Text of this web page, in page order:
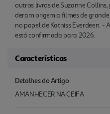
outros livros de Suzanne
deram origem a filmes de
no papel de Katniss Everdeen. -
está confirmada para 2026.
Características
Detalhes do Artigo
AMANHECER NA CEIFA